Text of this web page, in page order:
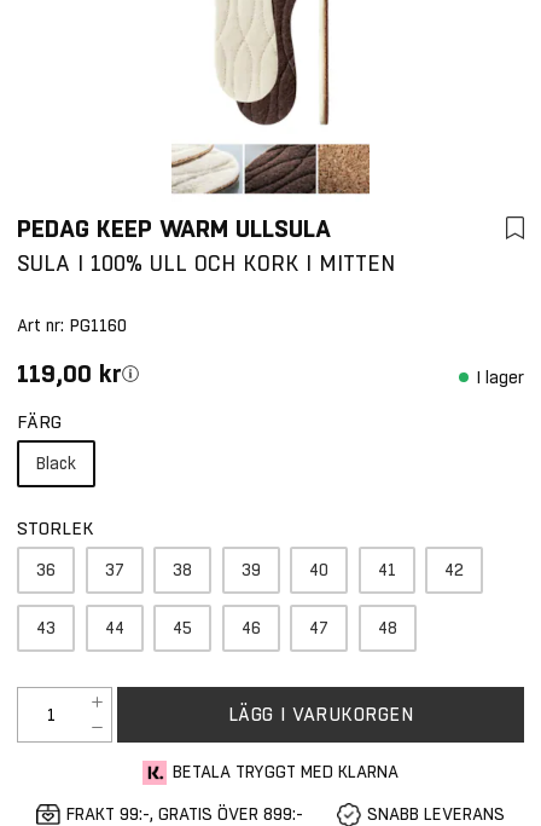
PEDAG KEEP WARM ULLSULA
SULA I 100% ULL OCH KORK I MITTEN
Art nr: PG1160
119,00 kr I lager
FÄRG
Black
STORLEK
36 37 38 39 40 41 42
43 44 45 46 47 48
LÄGG I VARUKORGEN
BETALA TRYGGT MED KLARNA
FRAKT 99:-, GRATIS ÖVER 899:- SNABB LEVERANS